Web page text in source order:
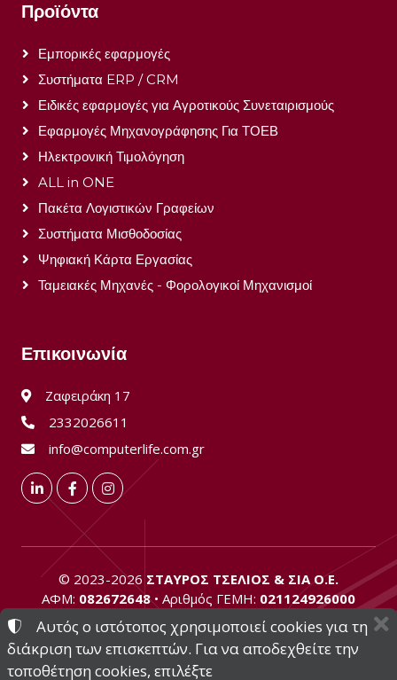
Προϊόντα
Εμπορικές εφαρμογές
Συστήματα ERP / CRM
Ειδικές εφαρμογές για Αγροτικούς Συνεταιρισμούς
Εφαρμογές Μηχανογράφησης Για ΤΟΕΒ
Ηλεκτρονική Τιμολόγηση
ALL in ONE
Πακέτα Λογιστικών Γραφείων
Συστήματα Μισθοδοσίας
Ψηφιακή Κάρτα Εργασίας
Ταμειακές Μηχανές - Φορολογικοί Μηχανισμοί
Επικοινωνία
Ζαφειράκη 17
2332026611
info@computerlife.com.gr
LinkedInFacebookInstagram
© 2023-2026 ΣΤΑΥΡΟΣ ΤΣΕΛΙΟΣ & ΣΙΑ Ο.Ε.
ΑΦΜ: 082672648• Αριθμός ΓΕΜΗ: 021124926000
ΟΡΟΙ ΧΡΗΣΗΣ•ΠΟΛΙΤΙΚΗ ΑΠΟΡΡΗΤΟΥ•ΠΟΛΙΤΙΚΗ COOKIES
ΡΥΘΜΙΣΕΙΣ COOKIES
Αυτός ο ιστότοπος χρησιμοποιεί cookies για τη
διάκριση των επισκεπτών. Για να αποδεχθείτε την
τοποθέτηση cookies, επιλέξτε